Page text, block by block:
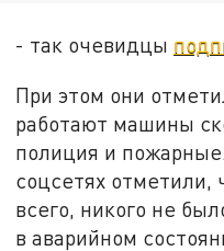
- так очевидцы
При этом они
работают машины
полиция и
соцсетях отметили,
всего, никого не
в аварийном